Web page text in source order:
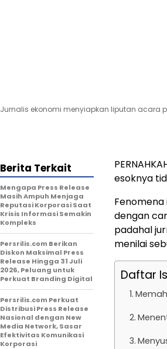
Jurnalis ekonomi menyiapkan liputan acara
esoknya
dengan
padahal
menilai
Daftar
Berita Terkait
Mengapa Press Release
Masih Ampuh Menjaga
Reputasi Korporasi Saat
Krisis Informasi Semakin
Kompleks
Persrilis.com Berikan
Diskon Maksimal Press
Release Hingga 31 Juli
2026, Peluang untuk
Perkuat Branding Digital
Persrilis.com Perkuat
Distribusi Press Release
Nasional dengan New
Media Network, Sasar
Efektivitas Komunikasi
Korporasi